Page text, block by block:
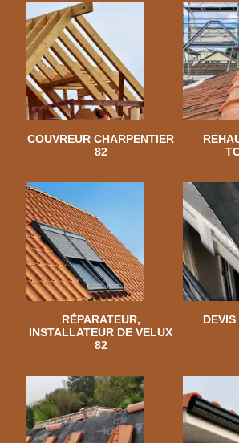
COUVREUR CHARPENTIER
82
RÉPARATEUR,
INSTALLATEUR DE VELUX
82